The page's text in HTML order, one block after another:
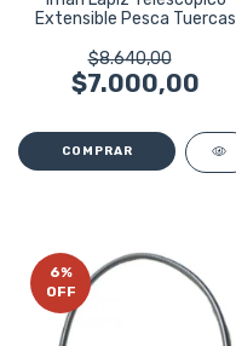
Extensible Pesca Tuercas
$8.640,00
$7.000,00
6%
OFF